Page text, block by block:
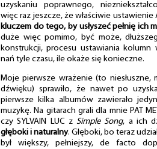
uzyskaniu poprawnego,
więc raz jeszcze, że właściwie
kluczem do tego, by usłyszeć pełnię ich
duże więc pomimo, być może,
konstrukcji, procesu ustawiania
nań tyle czasu, ile okaże się konieczne.
Moje pierwsze wrażenie (to
dźwięku) sprawiło, że nawet po
pierwsze kilka albumów zawierało
muzykę. Na gitarach grali dla mnie PAT
czy SYLVAIN LUC z Simple Song, a ich
głęboki i naturalny. Głęboki, bo teraz
był większy, pełniejszy, de facto